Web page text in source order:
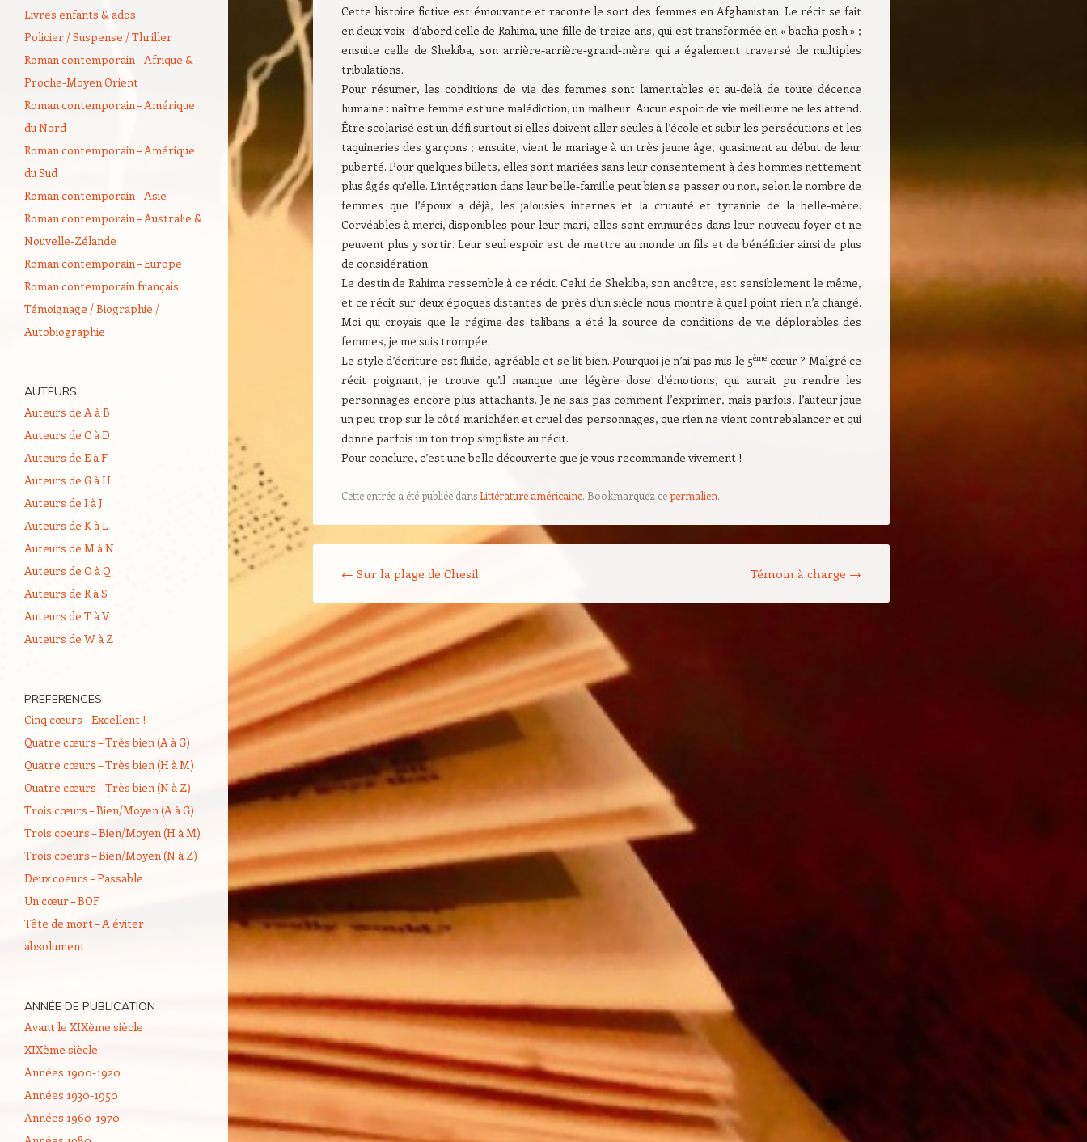
Cette histoire fictive est émouvante et raconte le sort des femmes en Afghanistan. Le récit se fait
en deux voix : d’abord celle de Rahima, une fille de treize ans, qui est transformée en « bacha posh » ;
ensuite celle de Shekiba, son arrière-arrière-grand-mère qui a également traversé de multiples
tribulations.
Pour résumer, les conditions de vie des femmes sont lamentables et au-delà de toute décence
humaine : naître femme est une malédiction, un malheur. Aucun espoir de vie meilleure ne les attend.
Être scolarisé est un défi surtout si elles doivent aller seules à l’école et subir les persécutions et les
taquineries des garçons ; ensuite, vient le mariage à un très jeune âge, quasiment au début de leur
puberté. Pour quelques billets, elles sont mariées sans leur consentement à des hommes nettement
plus âgés qu’elle. L’intégration dans leur belle-famille peut bien se passer ou non, selon le nombre de
femmes que l’époux a déjà, les jalousies internes et la cruauté et tyrannie de la belle-mère.
Corvéables à merci, disponibles pour leur mari, elles sont emmurées dans leur nouveau foyer et ne
peuvent plus y sortir. Leur seul espoir est de mettre au monde un fils et de bénéficier ainsi de plus
de considération.
Le destin de Rahima ressemble à ce récit. Celui de Shekiba, son ancêtre, est sensiblement le même,
et ce récit sur deux époques distantes de près d’un siècle nous montre à quel point rien n’a changé.
Moi qui croyais que le régime des talibans a été la source de conditions de vie déplorables des
femmes, je me suis trompée.
Le style d’écriture est fluide, agréable et se lit bien. Pourquoi je n’ai pas mis le 5ème cœur ? Malgré ce
récit poignant, je trouve qu’il manque une légère dose d’émotions, qui aurait pu rendre les
personnages encore plus attachants. Je ne sais pas comment l’exprimer, mais parfois, l’auteur joue
un peu trop sur le côté manichéen et cruel des personnages, que rien ne vient contrebalancer et qui
donne parfois un ton trop simpliste au récit.
Pour conclure, c’est une belle découverte que je vous recommande vivement !
Cette entrée a été publiée dansLittérature américaine. Bookmarquez cepermalien.
← Sur la plage de Chesil Témoin à charge →
Livres enfants & ados
Policier / Suspense / Thriller
Roman contemporain – Afrique &
Proche-Moyen Orient
Roman contemporain – Amérique
du Nord
Roman contemporain – Amérique
du Sud
Roman contemporain – Asie
Roman contemporain – Australie &
Nouvelle-Zélande
Roman contemporain – Europe
Roman contemporain français
Témoignage / Biographie /
Autobiographie
AUTEURS
Auteurs de A à B
Auteurs de C à D
Auteurs de E à F
Auteurs de G à H
Auteurs de I à J
Auteurs de K à L
Auteurs de M à N
Auteurs de O à Q
Auteurs de R à S
Auteurs de T à V
Auteurs de W à Z
PREFERENCES
Cinq cœurs – Excellent !
Quatre cœurs – Très bien (A à G)
Quatre cœurs – Très bien (H à M)
Quatre cœurs – Très bien (N à Z)
Trois cœurs – Bien/Moyen (A à G)
Trois coeurs – Bien/Moyen (H à M)
Trois coeurs – Bien/Moyen (N à Z)
Deux coeurs – Passable
Un cœur – BOF
Tête de mort – A éviter
absolument
ANNÉE DE PUBLICATION
Avant le XIXème siècle
XIXème siècle
Années 1900-1920
Années 1930-1950
Années 1960-1970